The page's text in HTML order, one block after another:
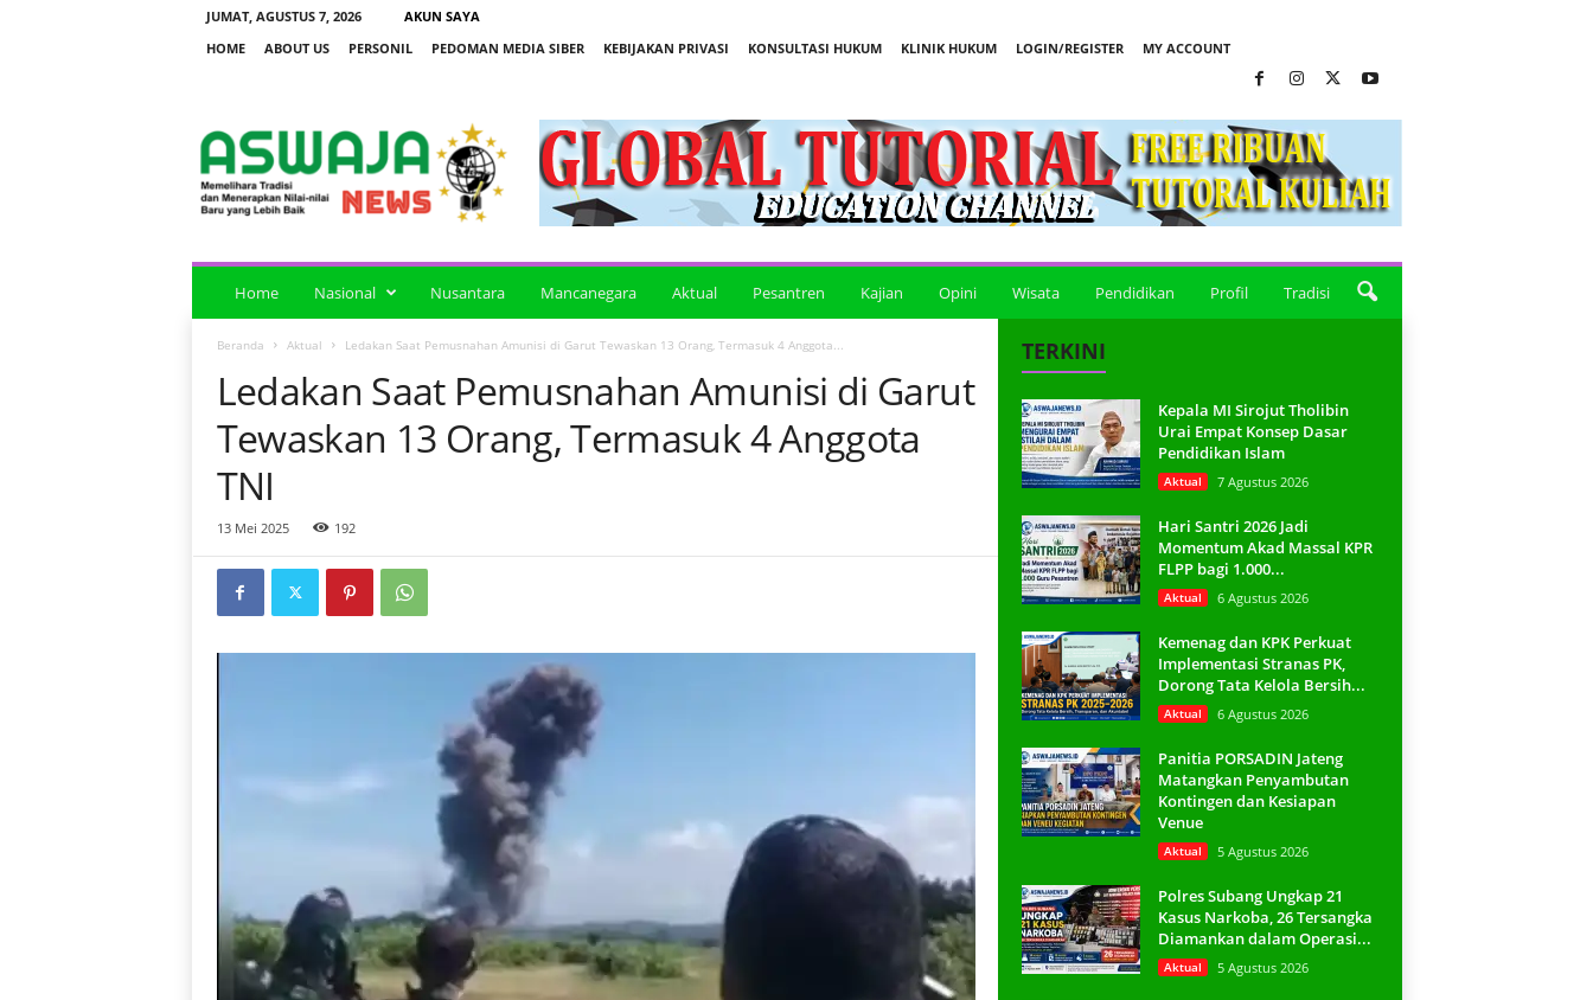
JUMAT, AGUSTUS 7, 2026
AKUN SAYA
HOME
ABOUT US PERSONIL PEDOMAN MEDIA SIBER KEBIJAKAN PRIVASI KONSULTASI HUKUM KLINIK HUKUM LOGIN/REGISTER MY ACCOUNT
n
w
Home Nasional Nusantara Mancanegara Aktual Pesantren Kajian Opini Wisata Pendidikan Profil Tradisi
Beranda Aktual Ledakan Saat Pemusnahan Amunisi di Garut Tewaskan 13 Orang, Termasuk 4 Anggota...
Ledakan Saat Pemusnahan Amunisi di Garut
Tewaskan 13 Orang, Termasuk 4 Anggota
TNI
13 Mei 2025 192
TERKINI
Kepala MI Sirojut Tholibin
Urai Empat Konsep Dasar
Pendidikan Islam
Aktual 7 Agustus 2026
Hari Santri 2026 Jadi
Momentum Akad Massal KPR
FLPP bagi 1.000...
Aktual 6 Agustus 2026
Kemenag dan KPK Perkuat
Implementasi Stranas PK,
Dorong Tata Kelola Bersih...
Aktual 6 Agustus 2026
Panitia PORSADIN Jateng
Matangkan Penyambutan
Kontingen dan Kesiapan
Venue
Aktual 5 Agustus 2026
Polres Subang Ungkap 21
Kasus Narkoba, 26 Tersangka
Diamankan dalam Operasi...
Aktual 5 Agustus 2026